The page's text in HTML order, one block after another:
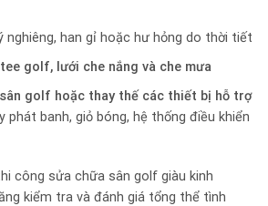
nghiêng, han gỉ hoặc hư hỏng do thời tiết
golf, lưới che nắng và che mưa
golf hoặc thay thế các thiết bị hỗ trợ
phát banh, giỏ bóng, hệ thống điều khiển
công sửa chữa sân golf giàu kinh
kiểm tra và đánh giá tổng thể tình